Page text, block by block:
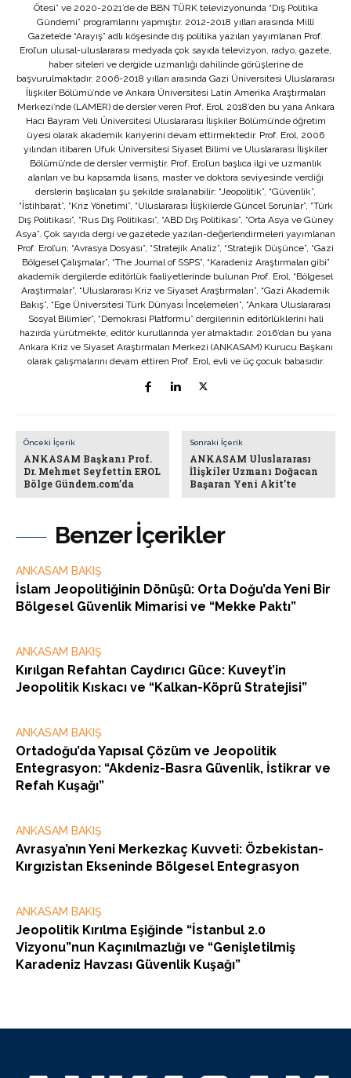
Benzer İçerikler
ANKASAM BAKIŞ
İslam Jeopolitiğinin Dönüşü: Orta Doğu’da Yeni Bir
Bölgesel Güvenlik Mimarisi ve “Mekke Paktı”
ANKASAM BAKIŞ
Kırılgan Refahtan Caydırıcı Güce: Kuveyt’in
Jeopolitik Kıskacı ve “Kalkan-Köprü Stratejisi”
ANKASAM BAKIŞ
Ortadoğu’da Yapısal Çözüm ve Jeopolitik
Entegrasyon: “Akdeniz-Basra Güvenlik, İstikrar ve
Refah Kuşağı”
ANKASAM BAKIŞ
Avrasya’nın Yeni Merkezkaç Kuvveti: Özbekistan-
Kırgızistan Ekseninde Bölgesel Entegrasyon
ANKASAM BAKIŞ
Jeopolitik Kırılma Eşiğinde “İstanbul 2.0
Vizyonu”nun Kaçınılmazlığı ve “Genişletilmiş
Karadeniz Havzası Güvenlik Kuşağı”
Ötesi” ve 2020-2021’de de BBN TÜRK televizyonunda “Dış Politika
Gündemi” programlarını yapmıştır. 2012-2018 yılları arasında Millî
Gazete’de “Arayış” adlı köşesinde dış politika yazıları yayımlanan Prof.
Erol’un ulusal-uluslararası medyada çok sayıda televizyon, radyo, gazete,
haber siteleri ve dergide uzmanlığı dahilinde görüşlerine de
başvurulmaktadır. 2006-2018 yılları arasında Gazi Üniversitesi Uluslararası
İlişkiler Bölümü’nde ve Ankara Üniversitesi Latin Amerika Araştırmaları
Merkezi’nde (LAMER) de dersler veren Prof. Erol, 2018’den bu yana Ankara
Hacı Bayram Veli Üniversitesi Uluslararası İlişkiler Bölümü’nde öğretim
üyesi olarak akademik kariyerini devam ettirmektedir. Prof. Erol, 2006
yılından itibaren Ufuk Üniversitesi Siyaset Bilimi ve Uluslararası İlişkiler
Bölümü’nde de dersler vermiştir. Prof. Erol’un başlıca ilgi ve uzmanlık
alanları ve bu kapsamda lisans, master ve doktora seviyesinde verdiği
derslerin başlıcaları şu şekilde sıralanabilir: “Jeopolitik”, “Güvenlik”,
“İstihbarat”, “Kriz Yönetimi”, “Uluslararası İlişkilerde Güncel Sorunlar”, “Türk
Dış Politikası”, “Rus Dış Politikası”, “ABD Dış Politikası”, “Orta Asya ve Güney
Asya”. Çok sayıda dergi ve gazetede yazıları-değerlendirmeleri yayımlanan
Prof. Erol’un; “Avrasya Dosyası”, “Stratejik Analiz”, “Stratejik Düşünce”, “Gazi
Bölgesel Çalışmalar”, “The Journal of SSPS”, “Karadeniz Araştırmaları gibi”
akademik dergilerde editörlük faaliyetlerinde bulunan Prof. Erol, “Bölgesel
Araştırmalar”, “Uluslararası Kriz ve Siyaset Araştırmaları”, “Gazi Akademik
Bakış”, “Ege Üniversitesi Türk Dünyası İncelemeleri”, “Ankara Uluslararası
Sosyal Bilimler”, “Demokrasi Platformu” dergilerinin editörlüklerini hali
hazırda yürütmekte, editör kurullarında yer almaktadır. 2016’dan bu yana
Ankara Kriz ve Siyaset Araştırmaları Merkezi (ANKASAM) Kurucu Başkanı
olarak çalışmalarını devam ettiren Prof. Erol, evli ve üç çocuk babasıdır.
Önceki İçerik
ANKASAM Başkanı Prof.
Dr. Mehmet Seyfettin EROL
Bölge Gündem.com’da
Sonraki İçerik
ANKASAM Uluslararası
İlişkiler Uzmanı Doğacan
Başaran Yeni Akit’te